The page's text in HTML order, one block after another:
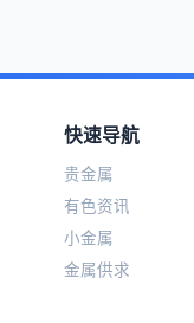
快速导航
贵金属
有色资讯
小金属
金属供求